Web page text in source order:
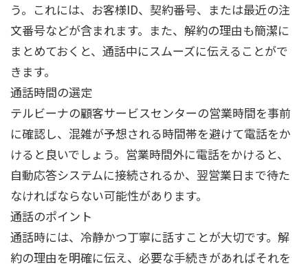
う。これには、お客様ID、契約番号、または最近の注
文番号などが含まれます。また、解約の理由も簡潔に
まとめておくと、通話中にスムーズに伝えることがで
きます。
通話時間の選定
テルビーナの顧客サービスセンターの営業時間を事前
に確認し、混雑が予想される時間帯を避けて電話をか
けると良いでしょう。営業時間外に電話をかけると、
自動応答システムに接続されるか、翌営業日まで待た
なければならない可能性があります。
通話のポイント
通話時には、冷静かつ丁寧に話すことが大切です。解
約の理由を明確に伝え、必要な手続きがあればそれを